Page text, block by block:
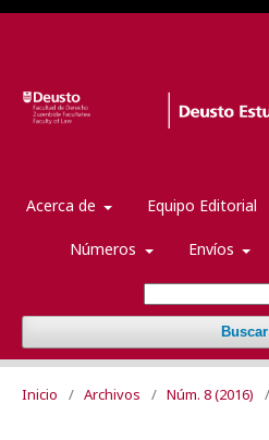
Acerca de Equipo Editorial
Números Envíos
Buscar
Inicio / Archivos / Núm. 8 (2016) /